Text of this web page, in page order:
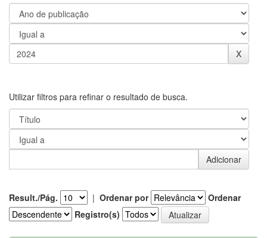
Utilizar filtros para refinar o resultado de busca.
Result./Pág. | Ordenar por
Ordenar
Registro(s)